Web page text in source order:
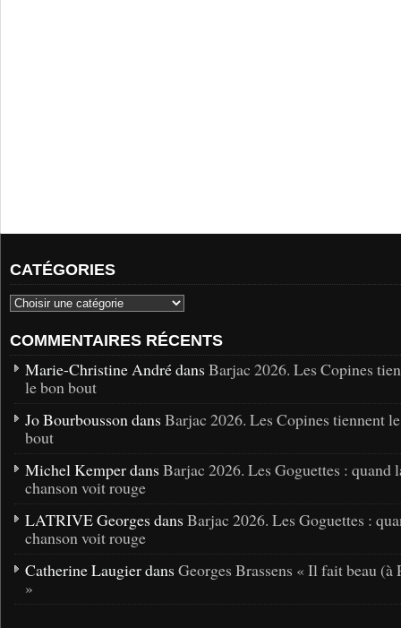
CATÉGORIES
COMMENTAIRES RÉCENTS
Marie-Christine André dans Barjac 2026. Les Copines
le bon bout
Jo Bourbousson dans Barjac 2026. Les Copines tiennent
bout
Michel Kemper dans Barjac 2026. Les Goguettes : quand
chanson voit rouge
LATRIVE Georges dans Barjac 2026. Les Goguettes :
chanson voit rouge
Catherine Laugier dans Georges Brassens « Il fait beau (à
»